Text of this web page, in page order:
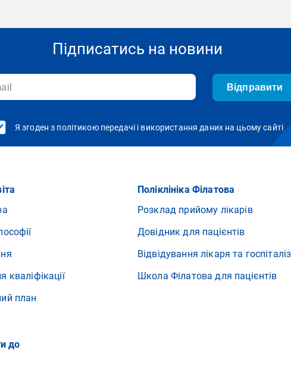
Підписатись на новини
Відправити
Я згоден з політикою передачі і використання даних на цьому сайті
кваліфікації
план
Поліклініка Філатова
Розклад прийому лікарів
Довідник для пацієнтів
Відвідування лікаря та
Школа Філатова для пацієнтів
до